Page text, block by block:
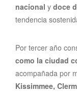
nacional y doce
tendencia
Por tercer año
como la ciudad
acompañada por
Kissimmee,